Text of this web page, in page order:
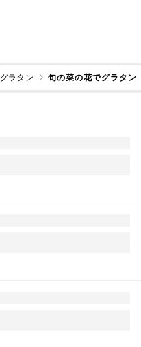
グラタン 旬の菜の花でグラタン